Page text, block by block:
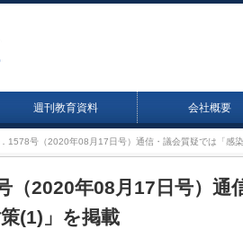
週刊教育資料 会社概要
1578号（2020年08月17日号）通信・議会質疑では「感
（2020年08月17日号）通
策(1)」を掲載